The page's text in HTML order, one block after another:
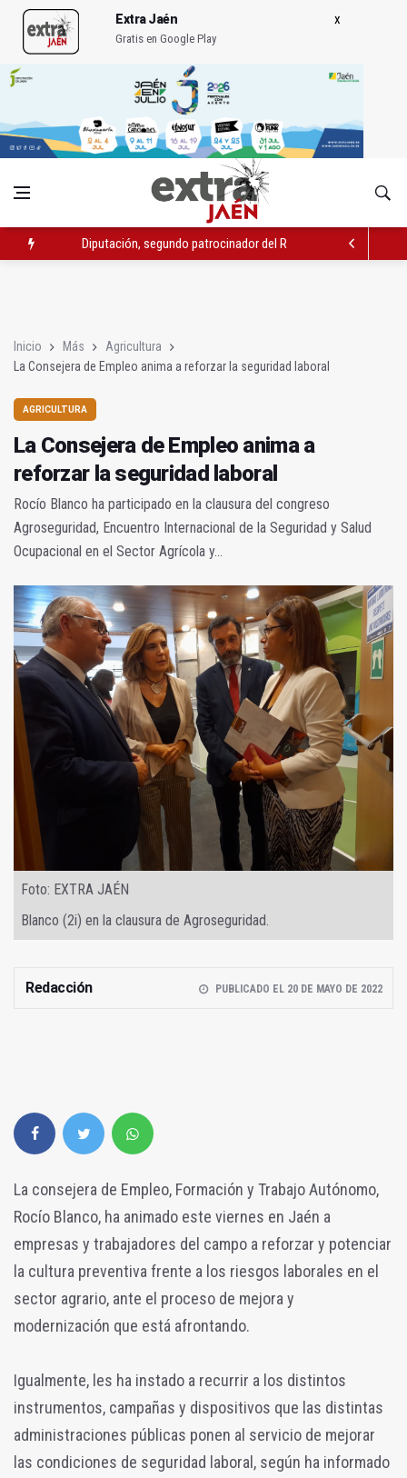
Extra Jaén
Gratis en Google Play
Diputación, segundo patrocinador del Real Jaén en categoría
Inicio Más
Agricultura
La Consejera de Empleo anima a reforzar la seguridad laboral
AGRICULTURA
La Consejera de Empleo anima a
reforzar la seguridad laboral
Rocío Blanco ha participado en la clausura del congreso
Agroseguridad, Encuentro Internacional de la Seguridad y Salud
Ocupacional en el Sector Agrícola y...
Foto: EXTRA JAÉN
Blanco (2i) en la clausura de Agroseguridad.
Redacción PUBLICADO EL 20 DE MAYO DE 2022
La consejera de Empleo, Formación y Trabajo Autónomo,
Rocío Blanco, ha animado este viernes en Jaén a
empresas y trabajadores del campo a reforzar y potenciar
la cultura preventiva frente a los riesgos laborales en el
sector agrario, ante el proceso de mejora y
modernización que está afrontando.
Igualmente, les ha instado a recurrir a los distintos
instrumentos, campañas y dispositivos que las distintas
administraciones públicas ponen al servicio de mejorar
las condiciones de seguridad laboral, según ha informado